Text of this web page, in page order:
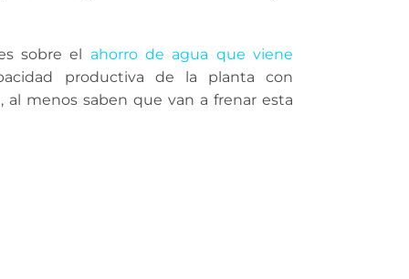
sobre el ahorro de agua que viene
productiva de la planta con
menos saben que van a frenar esta